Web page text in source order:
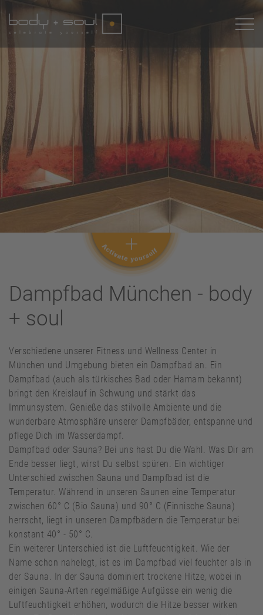
Dampfbad München - body
+ soul
Verschiedene unserer Fitness und Wellness Center in
München und Umgebung bieten ein Dampfbad an. Ein
Dampfbad (auch als türkisches Bad oder Hamam bekannt)
bringt den Kreislauf in Schwung und stärkt das
Immunsystem. Genieße das stilvolle Ambiente und die
wunderbare Atmosphäre unserer Dampfbäder, entspanne und
pflege Dich im Wasserdampf.
Dampfbad oder Sauna? Bei uns hast Du die Wahl. Was Dir am
Ende besser liegt, wirst Du selbst spüren. Ein wichtiger
Unterschied zwischen Sauna und Dampfbad ist die
Temperatur. Während in unseren Saunen eine Temperatur
zwischen 60° C (Bio Sauna) und 90° C (Finnische Sauna)
herrscht, liegt in unseren Dampfbädern die Temperatur bei
konstant 40° - 50° C.
Ein weiterer Unterschied ist die Luftfeuchtigkeit. Wie der
Name schon nahelegt, ist es im Dampfbad viel feuchter als in
der Sauna. In der Sauna dominiert trockene Hitze, wobei in
einigen Sauna-Arten regelmäßige Aufgüsse ein wenig die
Luftfeuchtigkeit erhöhen, wodurch die Hitze besser wirken